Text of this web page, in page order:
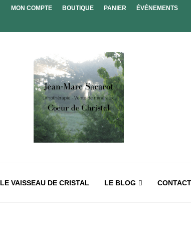
MON COMPTE BOUTIQUE PANIER ÉVÉNEMENTS
LE VAISSEAU DE CRISTAL LE BLOG CONTACT